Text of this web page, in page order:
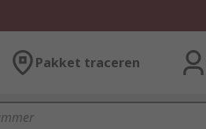
Pakket traceren